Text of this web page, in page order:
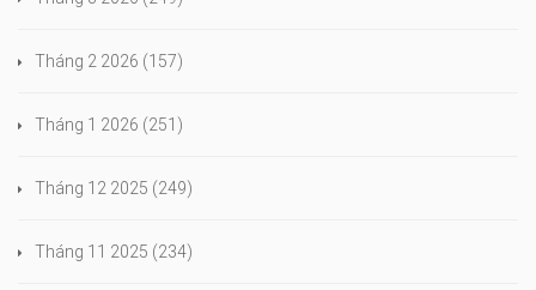
Tháng 2 2026 (157)
Tháng 1 2026 (251)
Tháng 12 2025 (249)
Tháng 11 2025 (234)